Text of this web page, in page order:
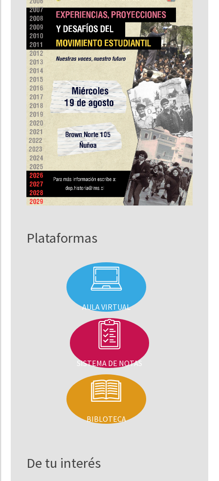
Plataformas
AULA VIRTUAL
SISTEMA DE NOTAS
BIBLOTECA
De tu interés